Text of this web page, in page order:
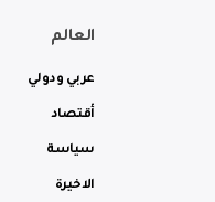
العالم
عربي ودولي
أقتصاد
سياسة
الاخيرة